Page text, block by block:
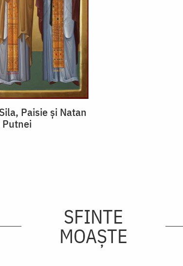
Paisie și Natan
SFINTE
MOAȘTE